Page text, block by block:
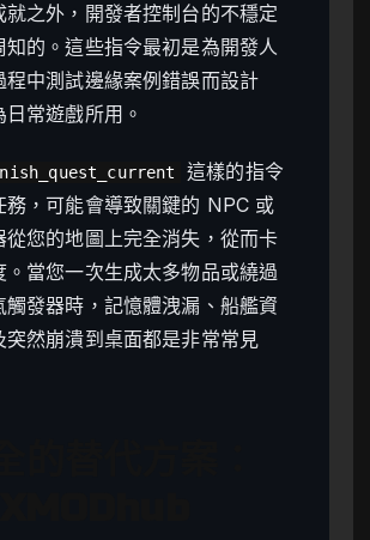
就之外，開發者控制台的不穩定
知的。這些指令最初是為開發人
程中測試邊緣案例錯誤而設計
常遊戲所用。
這樣的指令
務，可能會導致關鍵的 NPC 或
從您的地圖上完全消失，從而卡
。當您一次生成太多物品或繞過
觸發器時，記憶體洩漏、船艦資
突然崩潰到桌面都是非常常見